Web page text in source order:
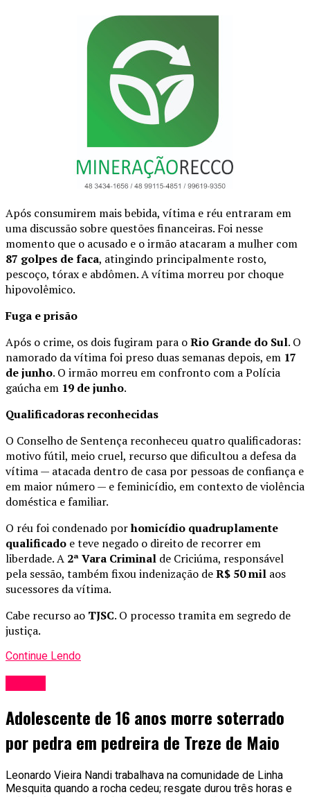
Após consumirem mais bebida, vítima e réu entraram em
uma discussão sobre questões financeiras. Foi nesse
momento que o acusado e o irmão atacaram a mulher com
87 golpes de faca, atingindo principalmente rosto,
pescoço, tórax e abdômen. A vítima morreu por choque
hipovolêmico.
Fuga e prisão
Após o crime, os dois fugiram para oRio Grande do Sul. O
namorado da vítima foi preso duas semanas depois, em 17
de junho. O irmão morreu em confronto com a Polícia
gaúcha em 19 de junho.
Qualificadoras reconhecidas
O Conselho de Sentença reconheceu quatro qualificadoras:
motivo fútil, meio cruel, recurso que dificultou a defesa da
vítima — atacada dentro de casa por pessoas de confiança e
em maior número — e feminicídio, em contexto de violência
doméstica e familiar.
O réu foi condenado porhomicídio quadruplamente
qualificado e teve negado o direito de recorrer em
liberdade. A 2ª Vara Criminal de Criciúma, responsável
pela sessão, também fixou indenização deR$ 50 mil aos
sucessores da vítima.
Cabe recurso ao TJSC. O processo tramita em segredo de
justiça.
Continue Lendo
Adolescente de 16 anos morre soterrado
por pedra em pedreira de Treze de Maio
Leonardo Vieira Nandi trabalhava na comunidade de Linha
Mesquita quando a rocha cedeu; resgate durou três horas e